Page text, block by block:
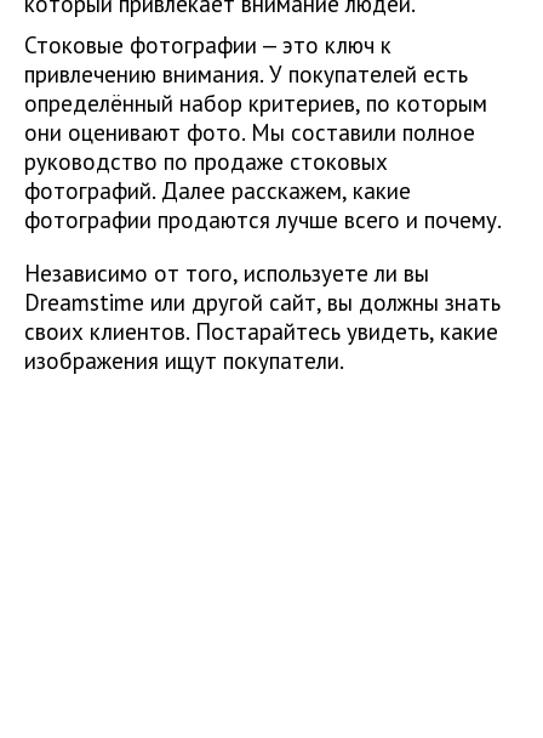
Стоковые фотографии — это ключ к
привлечению внимания. У покупателей есть
определённый набор критериев, по которым
они оценивают фото. Мы составили полное
руководство по продаже стоковых
фотографий. Далее расскажем, какие
фотографии продаются лучше всего и почему.
Независимо от того, используете ли вы
Dreamstime или другой сайт, вы должны знать
своих клиентов. Постарайтесь увидеть, какие
изображения ищут покупатели.